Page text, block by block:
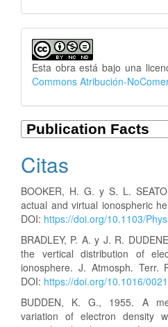
Esta obra está bajo una
Commons Atribución-
Citas
BOOKER, H. G. y S. L.
actual and virtual ionospheric
DOI: https://doi.org/10.1103/
BRADLEY, P. A. y J. R.
the vertical distribution of
ionosphere. J. Atmosph. Terr.
DOI: https://doi.org/10.1016/
BUDDEN, K. G., 1955. A
variation of electron density